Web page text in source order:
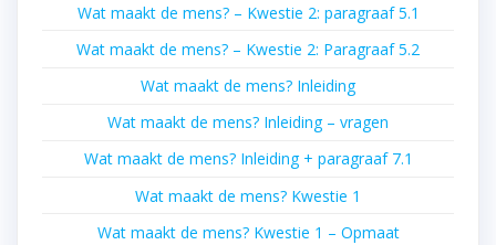
Wat maakt de mens? – Kwestie 2: paragraaf 5.1
Wat maakt de mens? – Kwestie 2: Paragraaf 5.2
Wat maakt de mens? Inleiding
Wat maakt de mens? Inleiding – vragen
Wat maakt de mens? Inleiding + paragraaf 7.1
Wat maakt de mens? Kwestie 1
Wat maakt de mens? Kwestie 1 – Opmaat